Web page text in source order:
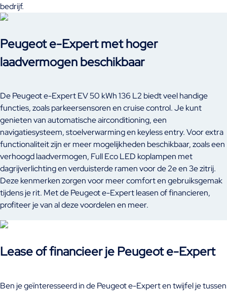
bedrijf.
Peugeot e-Expert met hoger
laadvermogen beschikbaar
De Peugeot e-Expert EV 50 kWh 136 L2 biedt veel handige
functies, zoals parkeersensoren en cruise control. Je kunt
genieten van automatische airconditioning, een
navigatiesysteem, stoelverwarming en keyless entry. Voor extra
functionaliteit zijn er meer mogelijkheden beschikbaar, zoals een
verhoogd laadvermogen, Full Eco LED koplampen met
dagrijverlichting en verduisterde ramen voor de 2e en 3e zitrij.
Deze kenmerken zorgen voor meer comfort en gebruiksgemak
tijdens je rit. Met de Peugeot e-Expert leasen of financieren,
profiteer je van al deze voordelen en meer.
Lease of financieer je Peugeot e-Expert
Ben je geïnteresseerd in de Peugeot e-Expert en twijfel je tussen